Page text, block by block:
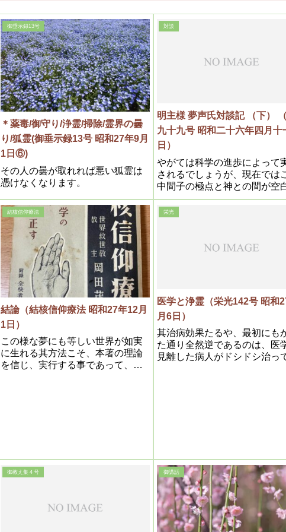
御垂示録13号
＊薬毒/御守り/浄霊/掃除/霊界の曇
り/狐霊(御垂示録13号 昭和27年9月
1日⑥)
その人の曇が取れれば悪い狐霊は
憑けなくなります。
対談
明主様 夢声氏対談記 （下）
九十九号 昭和二十六年四月十
日）
やがては科学の進歩によって
されるでしょうが、現在では
中間子の極点と神との間が空
なっているんですが、そこま
学者の頭が行っていないので
けてますが、これを読めば分
結核信仰療法
結論（結核信仰療法 昭和27年12月
1日）
この様な夢にも等しい世界が如実
に生れる其方法こそ、本著の理論
を信じ、実行する事であって、私
栄光
医学と浄霊（栄光142号 昭和
月6日）
其治病効果たるや、最初にも
た通り全然逆であるのは、医
見離した病人がドシドシ治っ
御教え集４号 御講話